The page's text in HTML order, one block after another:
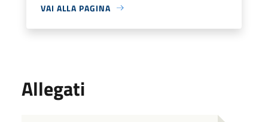
VAI ALLA PAGINA
Allegati